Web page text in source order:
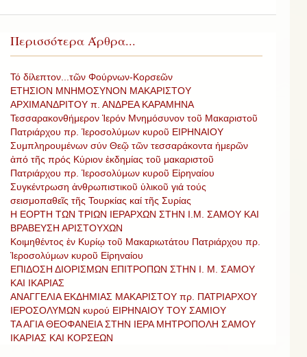
Περισσότερα Άρθρα...
Τό δίλεπτον...τῶν Φούρνων-Κορσεῶν
ΕΤΗΣΙΟΝ ΜΝΗΜΟΣΥΝΟΝ ΜΑΚΑΡΙΣΤΟΥ
ΑΡΧΙΜΑΝΔΡΙΤΟΥ π. ΑΝΔΡΕΑ ΚΑΡΑΜΗΝΑ
Τεσσαρακονθήμερον Ἱερόν Μνημόσυνον τοῦ Μακαριστοῦ
Πατριάρχου πρ. Ἱεροσολύμων κυροῦ ΕΙΡΗΝΑΙΟΥ
Συμπληρουμένων σύν Θεῷ τῶν τεσσαράκοντα ἡμερῶν
ἀπό τῆς πρός Κύριον ἐκδημίας τοῦ μακαριστοῦ
Πατριάρχου πρ. Ἱεροσολύμων κυροῦ Εἰρηναίου
Συγκέντρωση ἀνθρωπιστικοῦ ὑλικοῦ γιά τούς
σεισμοπαθεῖς τῆς Τουρκίας καί τῆς Συρίας
Η ΕΟΡΤΗ ΤΩΝ ΤΡΙΩΝ ΙΕΡΑΡΧΩΝ ΣΤΗΝ Ι.Μ. ΣΑΜΟΥ ΚΑΙ
ΒΡΑΒΕΥΣΗ ΑΡΙΣΤΟΥΧΩΝ
Κοιμηθέντος ἐν Κυρίῳ τοῦ Μακαριωτάτου Πατριάρχου πρ.
Ἱεροσολύμων κυροῦ Εἰρηναίου
ΕΠΙΔΟΣΗ ΔΙΟΡΙΣΜΩΝ ΕΠΙΤΡΟΠΩΝ ΣΤΗΝ Ι. Μ. ΣΑΜΟΥ
ΚΑΙ ΙΚΑΡΙΑΣ
ΑΝΑΓΓΕΛΙΑ ΕΚΔΗΜΙΑΣ ΜΑΚΑΡΙΣΤΟΥ πρ. ΠΑΤΡΙΑΡΧΟΥ
ΙΕΡΟΣΟΛΥΜΩΝ κυρού ΕΙΡΗΝΑΙΟΥ ΤΟΥ ΣΑΜΙΟΥ
ΤΑ ΑΓΙΑ ΘΕΟΦΑΝΕΙΑ ΣΤΗΝ ΙΕΡΑ ΜΗΤΡΟΠΟΛΗ ΣΑΜΟΥ
ΙΚΑΡΙΑΣ ΚΑΙ ΚΟΡΣΕΩΝ